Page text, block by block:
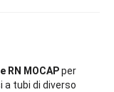
MOCAPper
tubi di diverso